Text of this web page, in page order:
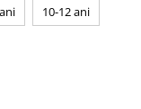
10-12 ani